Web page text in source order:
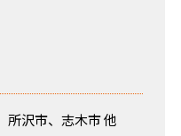
所沢市、志木市 他